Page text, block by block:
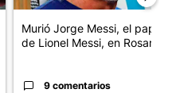
Murió Jorge Messi, el papá
de Lionel Messi, en Rosario
9 comentarios